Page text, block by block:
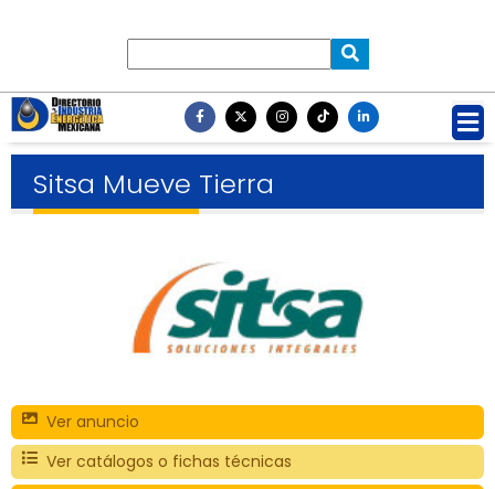
Sitsa Mueve Tierra
Ver anuncio
Ver catálogos o fichas técnicas